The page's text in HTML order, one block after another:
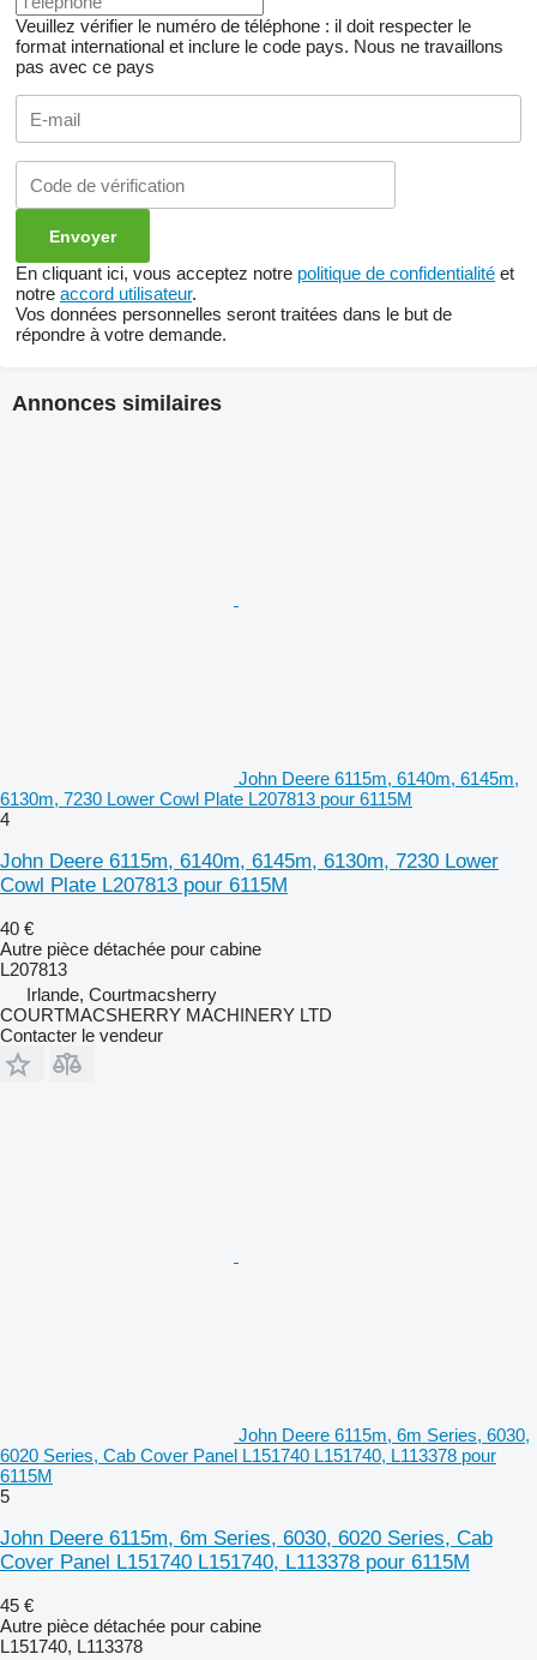
Veuillez vérifier le numéro de téléphone : il doit respecter le
format international et inclure le code pays. Nous ne travaillons
pas avec ce pays
En cliquant ici, vous acceptez notre politique de confidentialité et
notre accord utilisateur.
Vos données personnelles seront traitées dans le but de
répondre à votre demande.
Annonces similaires
John Deere 6115m, 6140m, 6145m,
6130m, 7230 Lower Cowl Plate L207813 pour 6115M
4
John Deere 6115m, 6140m, 6145m, 6130m, 7230 Lower
Cowl Plate L207813 pour 6115M
40 €
Autre pièce détachée pour cabine
L207813
Irlande, Courtmacsherry
COURTMACSHERRY MACHINERY LTD
Contacter le vendeur
John Deere 6115m, 6m Series, 6030,
6020 Series, Cab Cover Panel L151740 L151740, L113378 pour
6115M
5
John Deere 6115m, 6m Series, 6030, 6020 Series, Cab
Cover Panel L151740 L151740, L113378 pour 6115M
45 €
Autre pièce détachée pour cabine
L151740, L113378